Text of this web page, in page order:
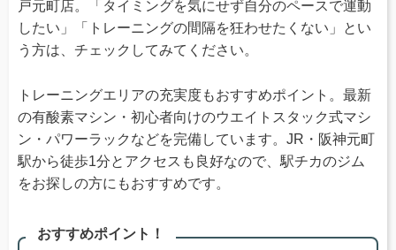
戸元町店。「タイミングを気にせず自分のペースで運動
したい」「トレーニングの間隔を狂わせたくない」とい
う方は、チェックしてみてください。
トレーニングエリアの充実度もおすすめポイント。最新
の有酸素マシン・初心者向けのウエイトスタック式マシ
ン・パワーラックなどを完備しています。JR・阪神元町
駅から徒歩1分とアクセスも良好なので、駅チカのジム
をお探しの方にもおすすめです。
おすすめポイント！